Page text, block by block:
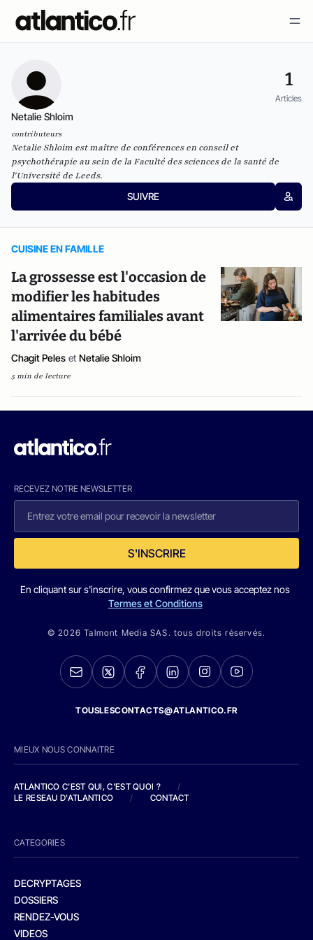
1
Articles
Netalie Shloim
contributeurs
Netalie Shloim est maître de conférences en conseil et
psychothérapie au sein de la Faculté des sciences de la santé de
l'Université de Leeds.
SUIVRE
CUISINE EN FAMILLE
La grossesse est l'occasion de
modifier les habitudes
alimentaires familiales avant
l'arrivée du bébé
Chagit Peles et Netalie Shloim
5 min de lecture
RECEVEZ NOTRE NEWSLETTER
S'INSCRIRE
En cliquant sur s'inscrire, vous confirmez que vous acceptez nos
Termes et Conditions
© 2026 Talmont Media SAS. tous droits réservés.
TOUSLESCONTACTS@ATLANTICO.FR
MIEUX NOUS CONNAITRE
ATLANTICO C'EST QUI, C'EST QUOI ?
/
LE RESEAU D'ATLANTICO
/ CONTACT
CATEGORIES
DECRYPTAGES
DOSSIERS
RENDEZ-VOUS
VIDEOS